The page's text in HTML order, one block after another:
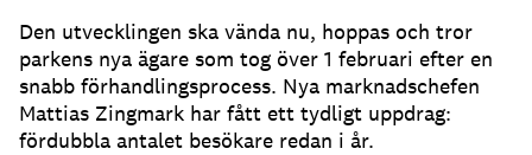
Den utvecklingen ska vända nu, hoppas och tror
parkens nya ägare som tog över 1 februari efter en
snabb förhandlingsprocess. Nya marknadschefen
Mattias Zingmark har fått ett tydligt uppdrag:
fördubbla antalet besökare redan i år.